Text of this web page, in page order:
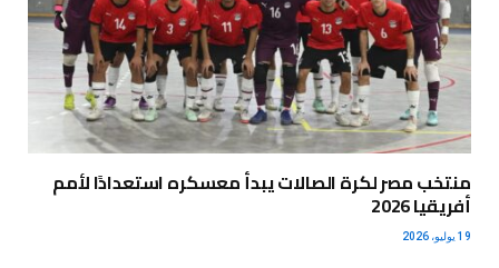
منتخب مصر لكرة الصالات يبدأ معسكره استعدادًا لأمم
أفريقيا 2026
19 يوليو، 2026